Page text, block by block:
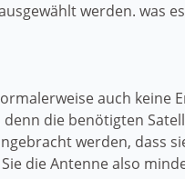
werden. was
auch
die benötigten
werden, dass
die Antenne also